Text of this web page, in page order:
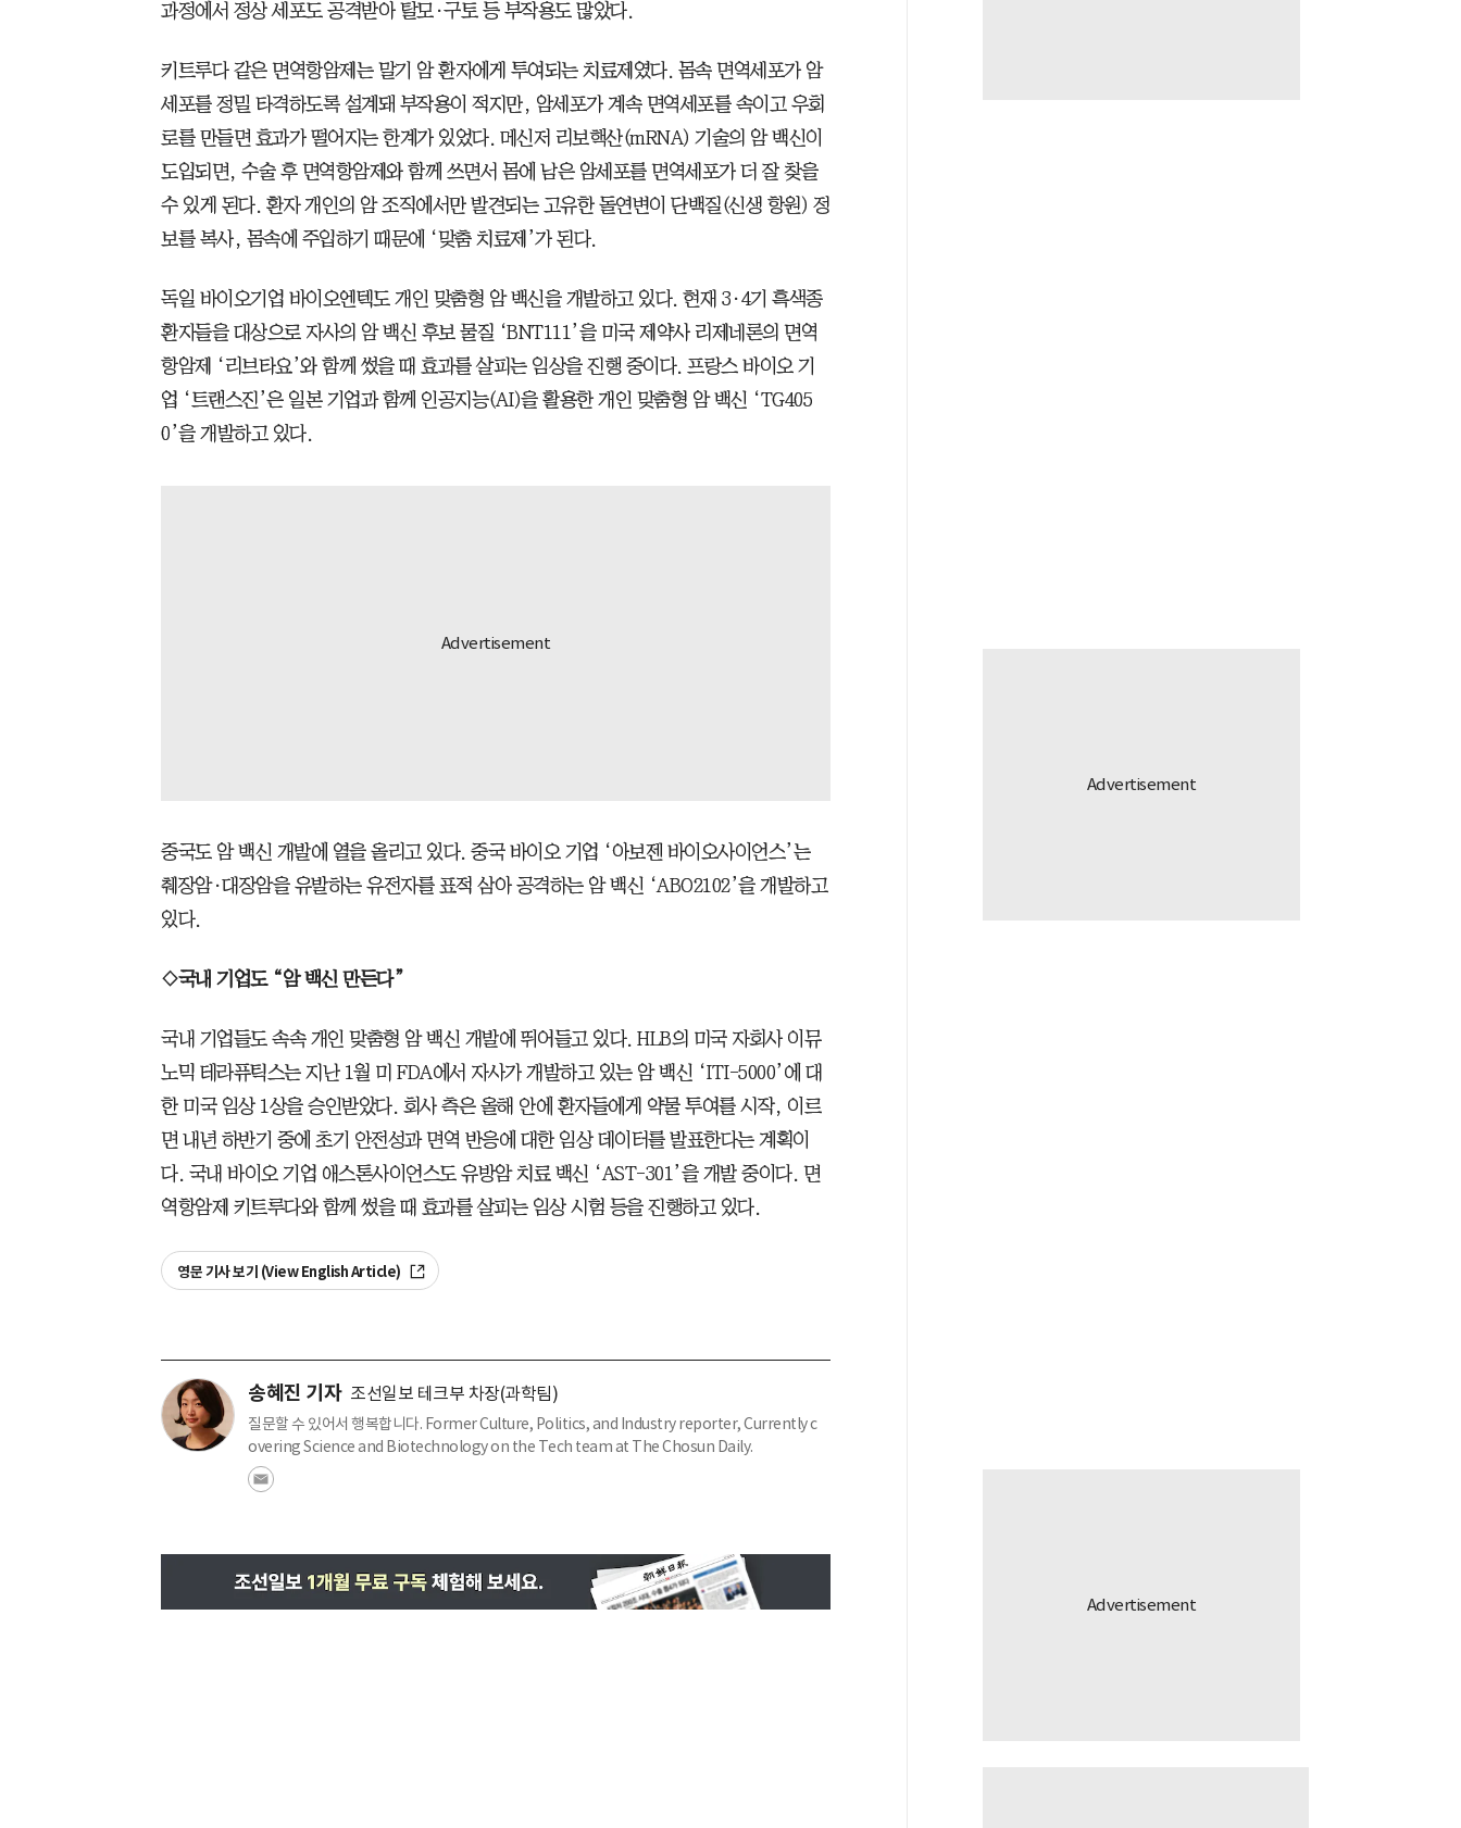
과정에서 정상 세포도 공격받아 탈모·구토 등 부작용도 많았다.
키트루다 같은 면역항암제는 말기 암 환자에게 투여되는 치료제였다. 몸속 면역세포가 암
세포를 정밀 타격하도록 설계돼 부작용이 적지만, 암세포가 계속 면역세포를 속이고 우회
로를 만들면 효과가 떨어지는 한계가 있었다. 메신저 리보핵산(mRNA) 기술의 암 백신이
도입되면, 수술 후 면역항암제와 함께 쓰면서 몸에 남은 암세포를 면역세포가 더 잘 찾을
수 있게 된다. 환자 개인의 암 조직에서만 발견되는 고유한 돌연변이 단백질(신생 항원) 정
보를 복사, 몸속에 주입하기 때문에 ‘맞춤 치료제’가 된다.
독일 바이오기업 바이오엔텍도 개인 맞춤형 암 백신을 개발하고 있다. 현재 3·4기 흑색종
환자들을 대상으로 자사의 암 백신 후보 물질 ‘BNT111’을 미국 제약사 리제네론의 면역
항암제 ‘리브타요’와 함께 썼을 때 효과를 살피는 임상을 진행 중이다. 프랑스 바이오 기
업 ‘트랜스진’은 일본 기업과 함께 인공지능(AI)을 활용한 개인 맞춤형 암 백신 ‘TG405
0’을 개발하고 있다.
중국도 암 백신 개발에 열을 올리고 있다. 중국 바이오 기업 ‘아보젠 바이오사이언스’는
췌장암·대장암을 유발하는 유전자를 표적 삼아 공격하는 암 백신 ‘ABO2102’을 개발하고
있다.
◇국내 기업도 “암 백신 만든다”
국내 기업들도 속속 개인 맞춤형 암 백신 개발에 뛰어들고 있다. HLB의 미국 자회사 이뮤
노믹 테라퓨틱스는 지난 1월 미 FDA에서 자사가 개발하고 있는 암 백신 ‘ITI-5000’에 대
한 미국 임상 1상을 승인받았다. 회사 측은 올해 안에 환자들에게 약물 투여를 시작, 이르
면 내년 하반기 중에 초기 안전성과 면역 반응에 대한 임상 데이터를 발표한다는 계획이
다. 국내 바이오 기업 애스톤사이언스도 유방암 치료 백신 ‘AST-301’을 개발 중이다. 면
역항암제 키트루다와 함께 썼을 때 효과를 살피는 임상 시험 등을 진행하고 있다.
영문 기사 보기 (View English Article)
송혜진 기자 조선일보 테크부 차장(과학팀)
질문할 수 있어서 행복합니다. Former Culture, Politics, and Industry reporter, Currently c
overing Science and Biotechnology on the Tech team at The Chosun Daily.